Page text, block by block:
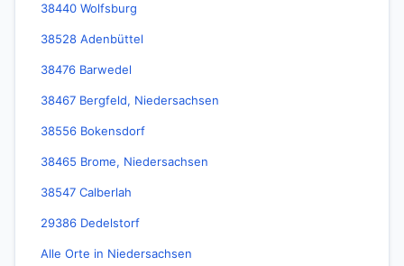
38440 Wolfsburg
38528 Adenbüttel
38476 Barwedel
38467 Bergfeld, Niedersachsen
38556 Bokensdorf
38465 Brome, Niedersachsen
38547 Calberlah
29386 Dedelstorf
Alle Orte in Niedersachsen